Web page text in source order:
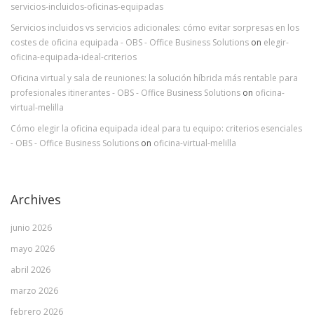
servicios-incluidos-oficinas-equipadas
Servicios incluidos vs servicios adicionales: cómo evitar sorpresas en los
costes de oficina equipada - OBS - Office Business Solutions on elegir-
oficina-equipada-ideal-criterios
Oficina virtual y sala de reuniones: la solución híbrida más rentable para
profesionales itinerantes - OBS - Office Business Solutions on oficina-
virtual-melilla
Cómo elegir la oficina equipada ideal para tu equipo: criterios esenciales
- OBS - Office Business Solutions on oficina-virtual-melilla
Archives
junio 2026
mayo 2026
abril 2026
marzo 2026
febrero 2026